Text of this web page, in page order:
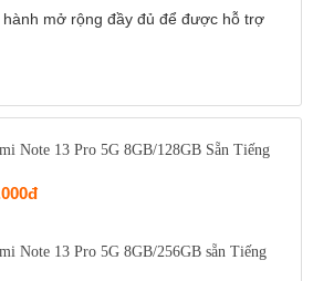
Đặt giữ hàng
Đặt giữ hàng
hành mở rộng đầy đủ để được hỗ trợ
Note 13 Pro 5G 8GB/128GB Sẵn Tiếng
Note 13 Pro 5G 8GB/256GB sẵn Tiếng